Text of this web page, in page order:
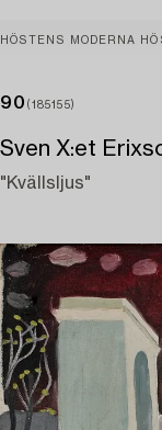
HÖSTENS MODERNA
90 (185155)
Sven X:et
"Kvällsljus"